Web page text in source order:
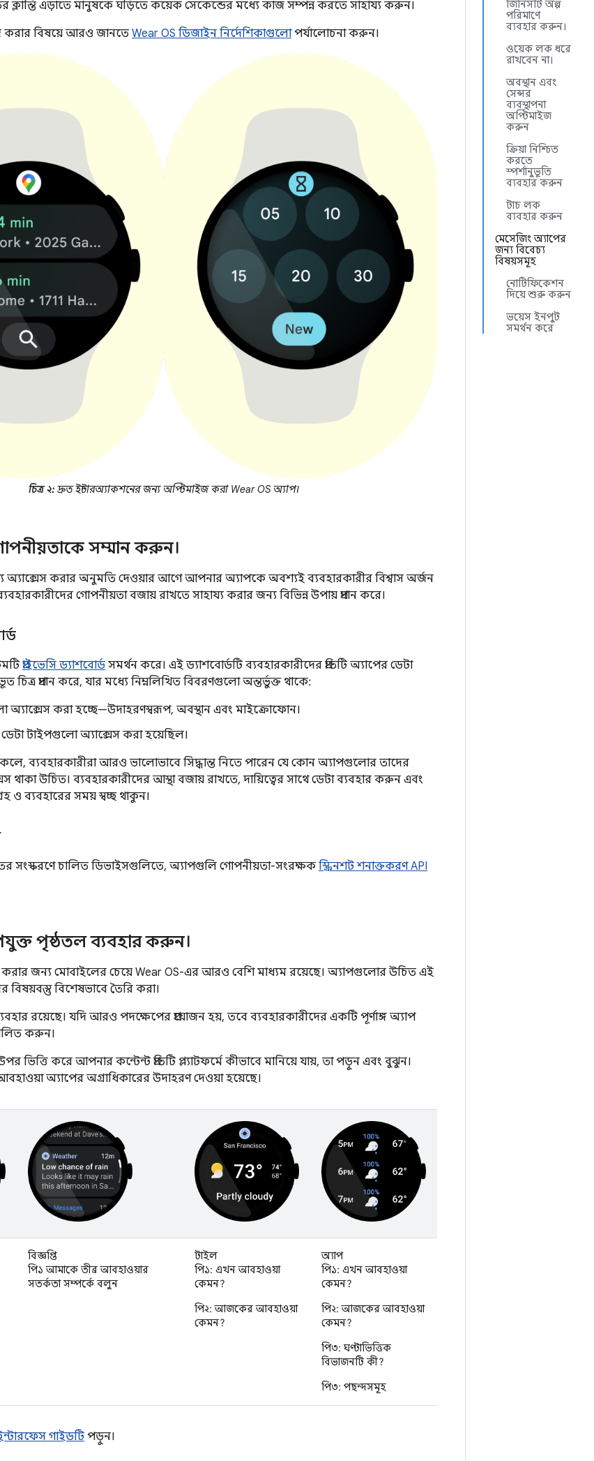
জিনিসটি অল্প
পরিমাণে
ব্যবহার করুন।
ওয়েক লক ধরে
রাখবেন না।
অবস্থান এবং
সেন্সর
ব্যবস্থাপনা
অপ্টিমাইজ
করুন
ক্রিয়া নিশ্চিত
করতে
স্পর্শানুভূতি
ব্যবহার করুন
টাচ লক
ব্যবহার করুন
মেসেজিং অ্যাপের
জন্য বিবেচ্য
বিষয়সমূহ
নোটিফিকেশন
দিয়ে শুরু করুন
ভয়েস ইনপুট
সমর্থন করে
ক্লান্তি এড়াতে মানুষকে ঘড়িতে কয়েক সেকেন্ডের মধ্যে কাজ সম্পন্ন করতে সাহায্য করুন।
করার বিষয়ে আরও জানতে Wear OS ডিজাইন নির্দেশিকাগুলোপর্যালোচনা করুন।
চিত্র ২:দ্রুত ইন্টারঅ্যাকশনের জন্য অপ্টিমাইজ করা Wear OS অ্যাপ।
সম্মান করুন।
অ্যাক্সেস করার অনুমতি দেওয়ার আগে আপনার অ্যাপকে অবশ্যই ব্যবহারকারীর বিশ্বাস অর্জন
গোপনীয়তা বজায় রাখতে সাহায্য করার জন্য বিভিন্ন উপায় প্রদান করে।
প্রাইভেসি ড্যাশবোর্ড সমর্থন করে। এই ড্যাশবোর্ডটি ব্যবহারকারীদের প্রতিটি অ্যাপের ডেটা
চিত্র প্রদান করে, যার মধ্যে নিম্নলিখিত বিবরণগুলো অন্তর্ভুক্ত থাকে:
অ্যাক্সেস করা হচ্ছে—উদাহরণস্বরূপ, অবস্থান এবং মাইক্রোফোন।
টাইপগুলো অ্যাক্সেস করা হয়েছিল।
ব্যবহারকারীরা আরও ভালোভাবে সিদ্ধান্ত নিতে পারেন যে কোন অ্যাপগুলোর তাদের
থাকা উচিত। ব্যবহারকারীদের আস্থা বজায় রাখতে, দায়িত্বের সাথে ডেটা ব্যবহার করুন এবং
ও ব্যবহারের সময় স্বচ্ছ থাকুন।
সংস্করণে চালিত ডিভাইসগুলিতে, অ্যাপগুলি গোপনীয়তা-সংরক্ষকস্ক্রিনশট শনাক্তকরণ API
পৃষ্ঠতল ব্যবহার করুন।
করার জন্য মোবাইলের চেয়ে Wear OS-এর আরও বেশি মাধ্যম রয়েছে। অ্যাপগুলোর উচিত এই
বিশেষভাবে তৈরি করা।
রয়েছে। যদি আরও পদক্ষেপের প্রয়োজন হয়, তবে ব্যবহারকারীদের একটি পূর্ণাঙ্গ অ্যাপ
করুন।
ভিত্তি করে আপনার কন্টেন্ট প্রতিটি প্ল্যাটফর্মে কীভাবে মানিয়ে যায়, তা পড়ুন এবং বুঝুন।
অ্যাপের অগ্রাধিকারের উদাহরণ দেওয়া হয়েছে।
বিজ্ঞপ্তি
পি১ আমাকে তীব্র আবহাওয়ার
সতর্কতা সম্পর্কে বলুন
টাইল
পি১: এখন আবহাওয়া
কেমন?
পি২: আজকের আবহাওয়া
কেমন?
অ্যাপ
পি১: এখন আবহাওয়া
কেমন?
পি২: আজকের আবহাওয়া
কেমন?
পি৩: ঘণ্টাভিত্তিক
বিভাজনটি কী?
পি৩: পছন্দসমূহ
গাইডটি পড়ুন।